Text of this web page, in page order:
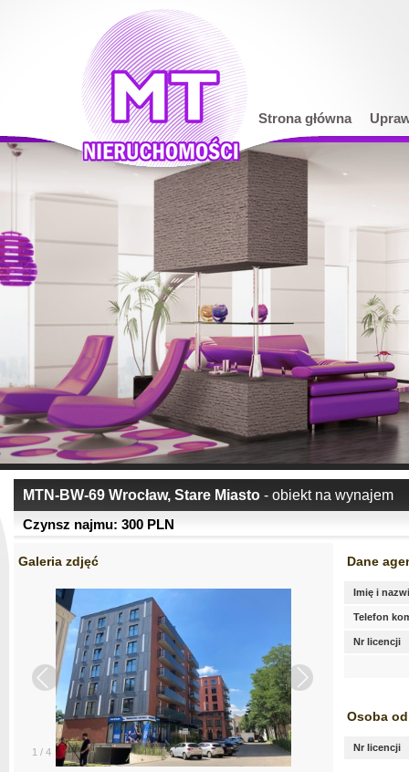
Strona główna
MTN-BW-69 Wrocław, Stare Miasto - obiekt na wynajem
Czynsz najmu: 300 PLN
Galeria zdjęć
1 / 4
Dane
Imię i
Telefon
Nr licencji
Osoba
Nr licencji